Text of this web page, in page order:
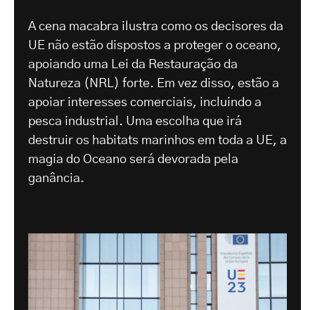
A cena macabra ilustra como os decisores da
UE não estão dispostos a proteger o oceano,
apoiando uma Lei da Restauração da
Natureza (NRL) forte. Em vez disso, estão a
apoiar interesses comerciais, incluindo a
pesca industrial. Uma escolha que irá
destruir os habitats marinhos em toda a UE, a
magia do Oceano será devorada pela
ganância.